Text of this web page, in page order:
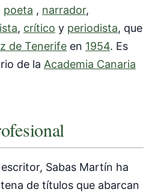
poeta , narrador,
, crítico y periodista, que
de Tenerife en 1954. Es
de la Academia Canaria
Sabas Martín ha
de títulos que abarcan